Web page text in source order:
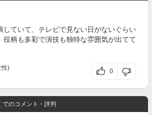
していて、テレビで見ない日がないぐらい
役柄も多彩で演技も独特な雰囲気が出てて
性)
0
でのコメント・評判